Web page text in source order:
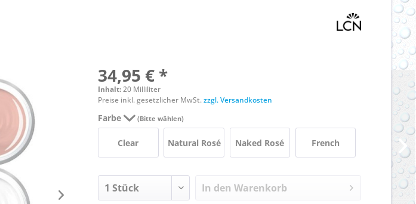
34,95 € *
Inhalt:20 Milliliter
Preise inkl. gesetzlicher MwSt.zzgl. Versandkosten
Farbe (Bitte wählen)
Clear Natural Rosé Naked Rosé French
In den Warenkorb